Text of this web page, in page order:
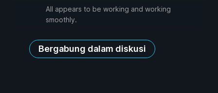
All appears to be working and working
smoothly.
Bergabung dalam diskusi